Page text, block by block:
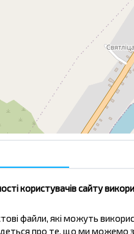
Светлица-1
користувачів сайту
файли, які можуть
про те, що ми можемо